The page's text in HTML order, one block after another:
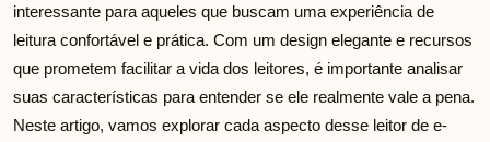
interessante para aqueles que buscam uma experiência de
leitura confortável e prática. Com um design elegante e recursos
que prometem facilitar a vida dos leitores, é importante analisar
suas características para entender se ele realmente vale a pena.
Neste artigo, vamos explorar cada aspecto desse leitor de e-